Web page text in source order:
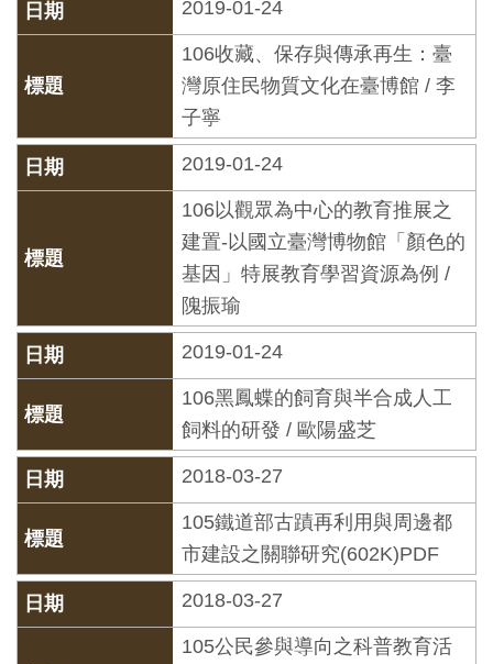
覽
訊
教
育
動
出
版
創
典
研
究
2019-01-24
106收藏、保存與傳承再生：臺
灣原住民物質文化在臺博館 / 李
子寧
2019-01-24
106以觀眾為中心的教育推展之
建置-以國立臺灣博物館「顏色的
基因」特展教育學習資源為例 /
隗振瑜
2019-01-24
106黑鳳蝶的飼育與半合成人工
飼料的研發 / 歐陽盛芝
2018-03-27
105鐵道部古蹟再利用與周邊都
市建設之關聯研究(602K)PDF
2018-03-27
105公民參與導向之科普教育活